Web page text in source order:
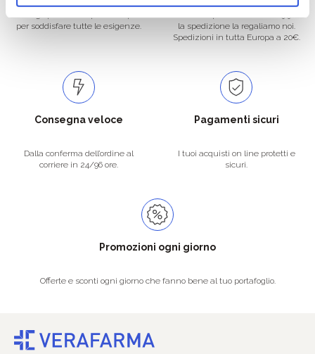
per soddisfare tutte le esigenze.
la spedizione la regaliamo noi.
Spedizioni in tutta Europa a 20€.
Consegna veloce
Dalla conferma dell’ordine al
corriere in 24/96 ore.
Pagamenti sicuri
I tuoi acquisti on line protetti e
sicuri.
Promozioni ogni giorno
Offerte e sconti ogni giorno che fanno bene al tuo portafoglio.